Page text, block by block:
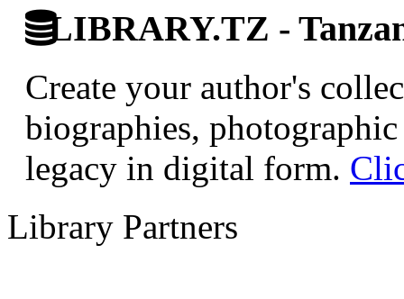
LIBRARY.TZ -
Create your author's
biographies,
legacy in digital form.
Library Partners